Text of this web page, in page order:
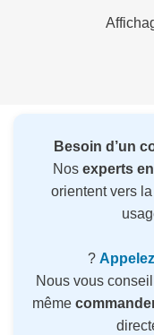
Besoin d’un
Nos experts
orientent vers la
?
Nous vous
même